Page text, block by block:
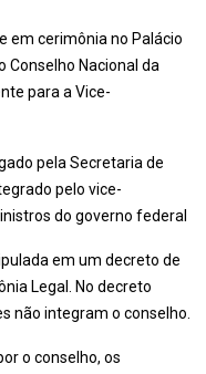
em cerimônia no Palácio
Nacional da
para a Vice-
pela Secretaria de
pelo vice-
do governo federal
em um decreto de
Legal. No decreto
não integram o conselho.
o conselho, os